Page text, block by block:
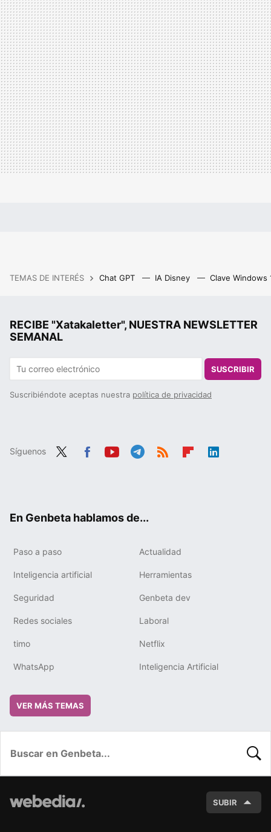
TEMAS DE INTERÉS Chat GPT IA Disney Clave Windows
RECIBE "Xatakaletter", NUESTRA NEWSLETTER
SEMANAL
SUSCRIBIR
Suscribiéndote aceptas nuestra política de privacidad
Síguenos
En Genbeta hablamos de...
Paso a paso Actualidad
Inteligencia artificial Herramientas
Seguridad Genbeta dev
Redes sociales Laboral
timo Netflix
WhatsApp Inteligencia Artificial
VER MÁS TEMAS
SUBIR